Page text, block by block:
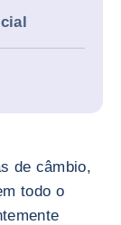
de câmbio,
todo o